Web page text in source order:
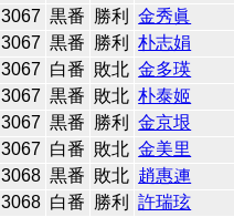
3067 黒番 勝利 金秀眞
3067 黒番 勝利 朴志娟
3067 白番 敗北 金多瑛
3067 黒番 敗北 朴泰姬
3067 黒番 勝利 金京垠
3067 白番 敗北 金美里
3068 黒番 敗北 趙惠連
3068 白番 勝利 許瑞玹